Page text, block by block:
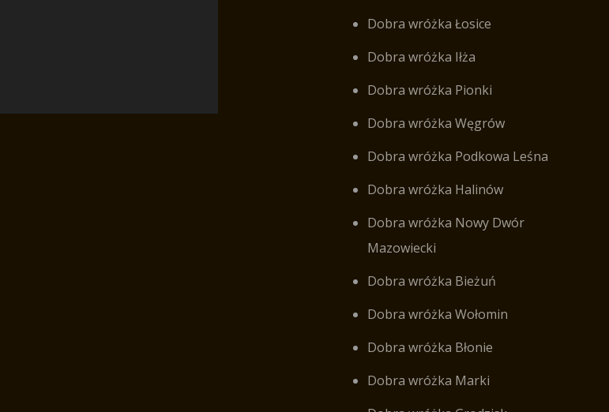
Dobra wróżka Łosice
Dobra wróżka Iłża
Dobra wróżka Pionki
Dobra wróżka Węgrów
Dobra wróżka Podkowa Leśna
Dobra wróżka Halinów
Dobra wróżka Nowy Dwór
Mazowiecki
Dobra wróżka Bieżuń
Dobra wróżka Wołomin
Dobra wróżka Błonie
Dobra wróżka Marki